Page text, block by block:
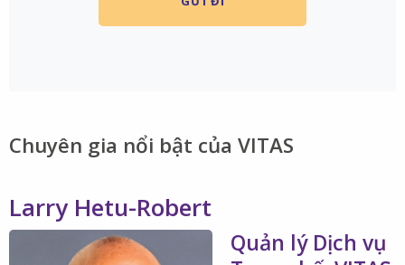
Chuyên gia ​​​​​​​nổi bật của VITAS
Larry Hetu-Robert
Quản lý Dịch vụ